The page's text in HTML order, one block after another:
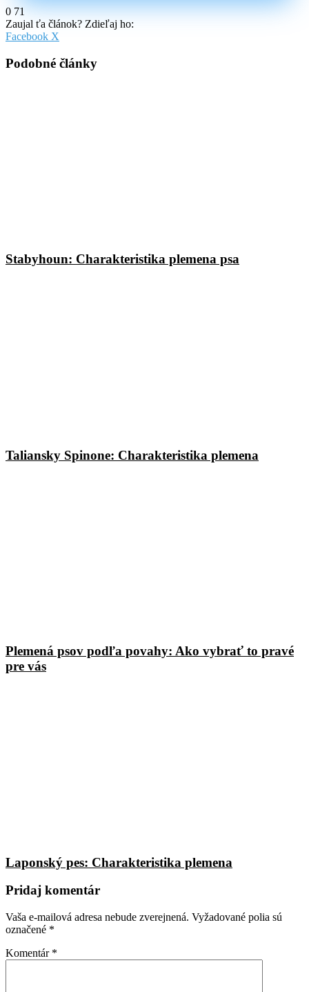
0 71
Zaujal ťa článok? Zdieľaj ho:
Facebook X
Email
Podobné články
Stabyhoun: Charakteristika plemena psa
Taliansky Spinone: Charakteristika plemena
Plemená psov podľa povahy: Ako vybrať to pravé
pre vás
Laponský pes: Charakteristika plemena
Pridaj komentár
Vaša e-mailová adresa nebude zverejnená. Vyžadované polia sú
označené *
Komentár *